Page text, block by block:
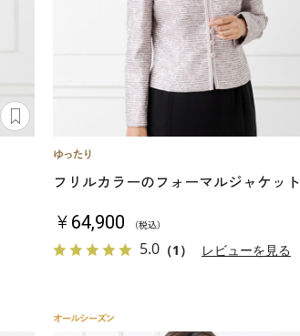
フリルカラーのフォーマルジャケット
￥64,900 （税込）
5.0（1） レビューを見る